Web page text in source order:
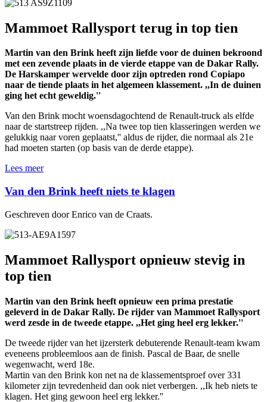
Mammoet Rallysport terug in top tien
Martin van den Brink heeft zijn liefde voor de duinen bekroond
met een zevende plaats in de vierde etappe van de Dakar Rally.
De Harskamper wervelde door zijn optreden rond Copiapo
naar de tiende plaats in het algemeen klassement. ,,In de duinen
ging het echt geweldig.''
Van den Brink mocht woensdagochtend de Renault-truck als elfde
naar de startstreep rijden. ,,Na twee top tien klasseringen werden we
gelukkig naar voren geplaatst,'' aldus de rijder, die normaal als 21e
had moeten starten (op basis van de derde etappe).
Lees meer
Van den Brink heeft niets te klagen
Geschreven door Enrico van de Craats.
Mammoet Rallysport opnieuw stevig in
top tien
Martin van den Brink heeft opnieuw een prima prestatie
geleverd in de Dakar Rally. De rijder van Mammoet Rallysport
werd zesde in de tweede etappe. ,,Het ging heel erg lekker.''
De tweede rijder van het ijzersterk debuterende Renault-team kwam
eveneens probleemloos aan de finish. Pascal de Baar, de snelle
wegenwacht, werd 18e.
Martin van den Brink kon net na de klassementsproef over 331
kilometer zijn tevredenheid dan ook niet verbergen. ,,Ik heb niets te
klagen. Het ging gewoon heel erg lekker.''